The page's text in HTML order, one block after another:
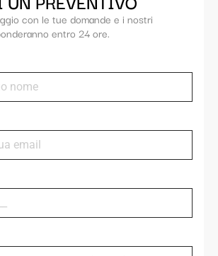
con le tue domande e i nostri
entro 24 ore.